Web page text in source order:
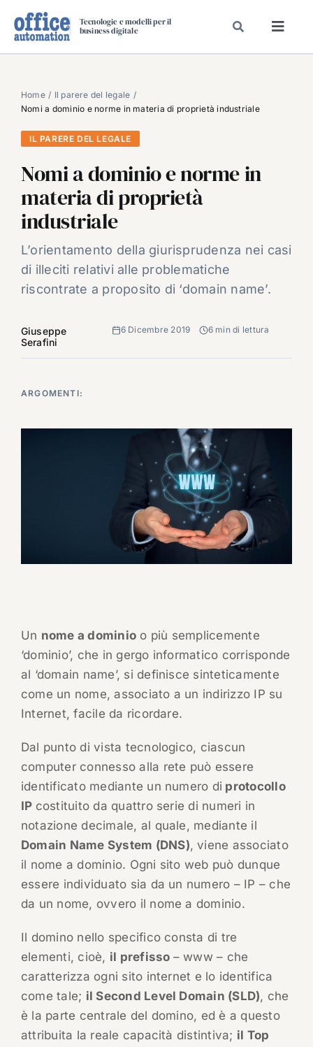
Tecnologie e modelli per il
business digitale
SPECIAL PAPER
DAL MERCATO
CARRIERE
VIDEO
EVENTI
CHI SIAMO
Home
Il parere del legale
Nomi a dominio e norme in materia di proprietà industriale
IL PARERE DEL LEGALE
Nomi a dominio e norme in
materia di proprietà
industriale
L’orientamento della giurisprudenza nei casi
di illeciti relativi alle problematiche
riscontrate a proposito di ‘domain name’.
Giuseppe
Serafini
6 Dicembre 2019 6 min di lettura
ARGOMENTI:
Un nome a dominio o più semplicemente
‘dominio’, che in gergo informatico corrisponde
al ‘domain name’, si definisce sinteticamente
come un nome, associato a un indirizzo IP su
Internet, facile da ricordare.
Dal punto di vista tecnologico, ciascun
computer connesso alla rete può essere
identificato mediante un numero di protocollo
IP costituito da quattro serie di numeri in
notazione decimale, al quale, mediante il
Domain Name System (DNS), viene associato
il nome a dominio. Ogni sito web può dunque
essere individuato sia da un numero – IP – che
da un nome, ovvero il nome a dominio.
Il domino nello specifico consta di tre
elementi, cioè, il prefisso – www – che
caratterizza ogni sito internet e lo identifica
come tale; il Second Level Domain (SLD), che
è la parte centrale del domino, ed è a questo
attribuita la reale capacità distintiva; il Top